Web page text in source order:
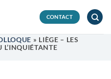
CONTACT
» LIÈGE – LES
L’INQUIÉTANTE